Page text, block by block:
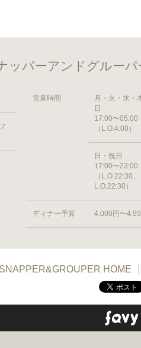
ッパーアンドグルーパ
営業時間
月・火・水・
日
17:00〜05:00
（L.O.4:00）
日・祝日
17:00〜23:00
（L.O.22:30
L.O.22:30）
ディナー予算 4,000円〜
SNAPPER&GROUPER HOME